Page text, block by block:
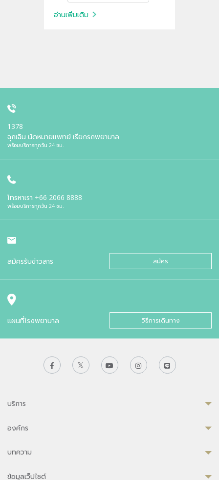
อ่านเพิ่มเติม
1378
ฉุกเฉิน นัดหมายแพทย์ เรียกรถพยาบาล
พร้อมบริการทุกวัน 24 ชม.
โทรหาเรา +66 2066 8888
พร้อมบริการทุกวัน 24 ชม.
สมัครรับข่าวสาร สมัคร
แผนที่โรงพยาบาล วิธีการเดินทาง
บริการ
องค์กร
บทความ
ข้อมูลเว็ปไซต์